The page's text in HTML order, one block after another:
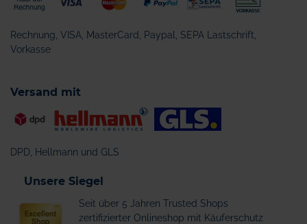
Rechnung, VISA, MasterCard, Paypal, SEPA Lastschrift,
Vorkasse
Versand mit
DPD, Hellmann und GLS
Unsere Siegel
Seit über 5 Jahren Trusted Shops
zertifizierter Onlineshop mit Käuferschutz